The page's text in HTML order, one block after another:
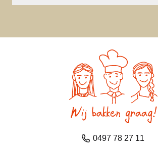
0497 78 27 11